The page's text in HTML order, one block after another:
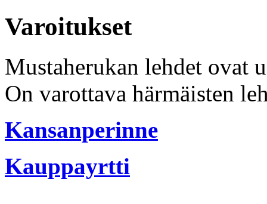
Varoitukset
Mustaherukan lehdet ovat
On varottava härmäisten
Kansanperinne
Kauppayrtti